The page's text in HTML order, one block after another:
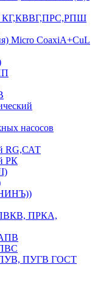
КГ,КВВГ,ПРС,РПШ
Micro CoaxiA+CuL
насосов
RG,САТ
РК
ПВКВ, ПРКА,
ПУВ, ПУГВ ГОСТ